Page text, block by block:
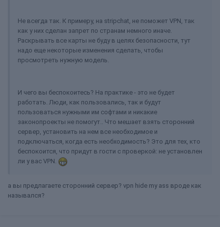
Не всегда так. К примеру, на stripchat, не поможет VPN, так
как у них сделан запрет по странам немного иначе.
Раскрывать все карты не буду в целях безопасности, тут
надо еще некоторые изменения сделать, чтобы
просмотреть нужную модель.
И чего вы беспокоитесь? На практике - это не будет
работать. Люди, как пользовались, так и будут
пользоваться нужными им софтами и никакие
законопроекты не помогут.. Что мешает взять сторонний
сервер, установить на нем все необходимое и
подключаться, когда есть необходимость? Это для тех, кто
беспокоится, что придут в гости с проверкой: не установлен
ли у вас VPN.
а вы предлагаете сторонний сервер? vpn hide my ass вроде как
назывался?